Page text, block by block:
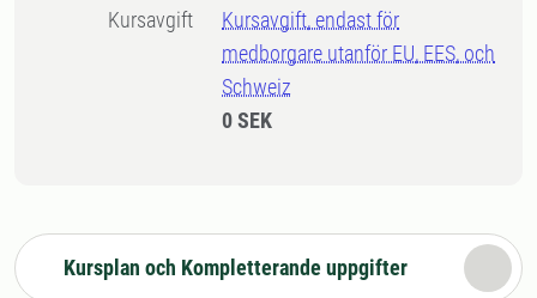
Kursavgift
Kursavgift, endast för
medborgare utanför EU, EES, och
Schweiz
0 SEK
Kursplan och Kompletterande uppgifter